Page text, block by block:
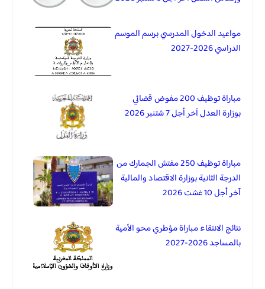
مواعيد الدخول المدرسي برسم الموسم
الدراسي 2026-2027
مباراة توظيف 200 مفوض قضائي
بوزارة العدل آخر أجل 7 شتنبر 2026
مباراة توظيف 250 مفتش الجمارك من
الدرجة الثانية بوزارة الاقتصاد والمالية
آخر أجل 10 غشت 2026
نتائج الانتقاء مباراة مؤطري محو الأمية
بالمساجد 2026-2027